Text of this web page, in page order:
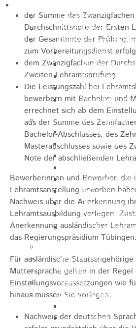
Gastgeber
Veranstaltungen
Museen &
Schloss
Miedermuseum
Heimatmuseum
Polizeimuseum
Haus Anna
Sehenswürdigkeiten
Rathaus
Blockturm
Ev. Kirche
Haus "Anna
Das Schloss in
Der
Höhlen rund
archaeopfad
Flugplatz
Anreise
Schwimmbäder
Freibad
der Summe des
Durchschnittsnote der Ersten
der Gesamtnote der Prüfung,
zum Vorbereitungsdienst
dem Zwanzigfachen der
Zweiten Lehramtsprüfung
Die Leistungszahl bei
bewerbern mit Bachelor- und
errechnet sich ab dem
aus der Summe des
Bachelor-Abschlusses, des
Masterabschlusses sowie des
Note der abschließenden
Bewerberinnen und Bewerber, die
Lehramtsanstellung erworben
Nachweis über die Anerkennung
Lehramtsausbildung vorlegen.
Anerkennung ausländischer
das Regierungspräsidium Tübingen.
Für ausländische
Muttersprache gelten in der Regel
Einstellungsvoraussetzungen wie
hinaus müssen Sie vorlegen:
Nachweis der deutschen